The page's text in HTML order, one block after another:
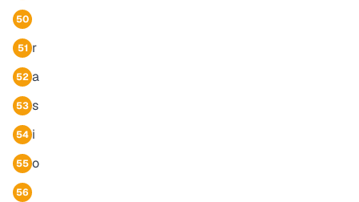
50
51 r
52 a
53 s
54 i
55 o
56